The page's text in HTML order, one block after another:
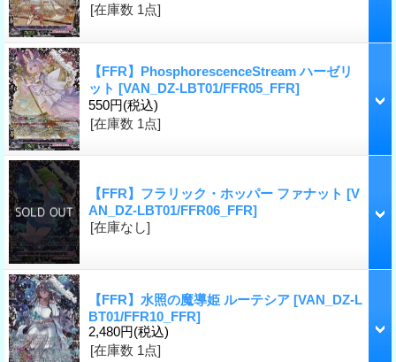
[在庫数 1点]
【FFR】PhosphorescenceStream ハーゼリ
ット [VAN_DZ-LBT01/FFR05_FFR]
550円(税込)
[在庫数 1点]
【FFR】フラリック・ホッパー ファナット [V
AN_DZ-LBT01/FFR06_FFR]
[在庫なし]
【FFR】水照の魔導姫 ルーテシア [VAN_DZ-L
BT01/FFR10_FFR]
2,480円(税込)
[在庫数 1点]